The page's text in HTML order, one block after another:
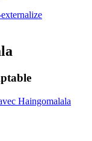
Haingomalala